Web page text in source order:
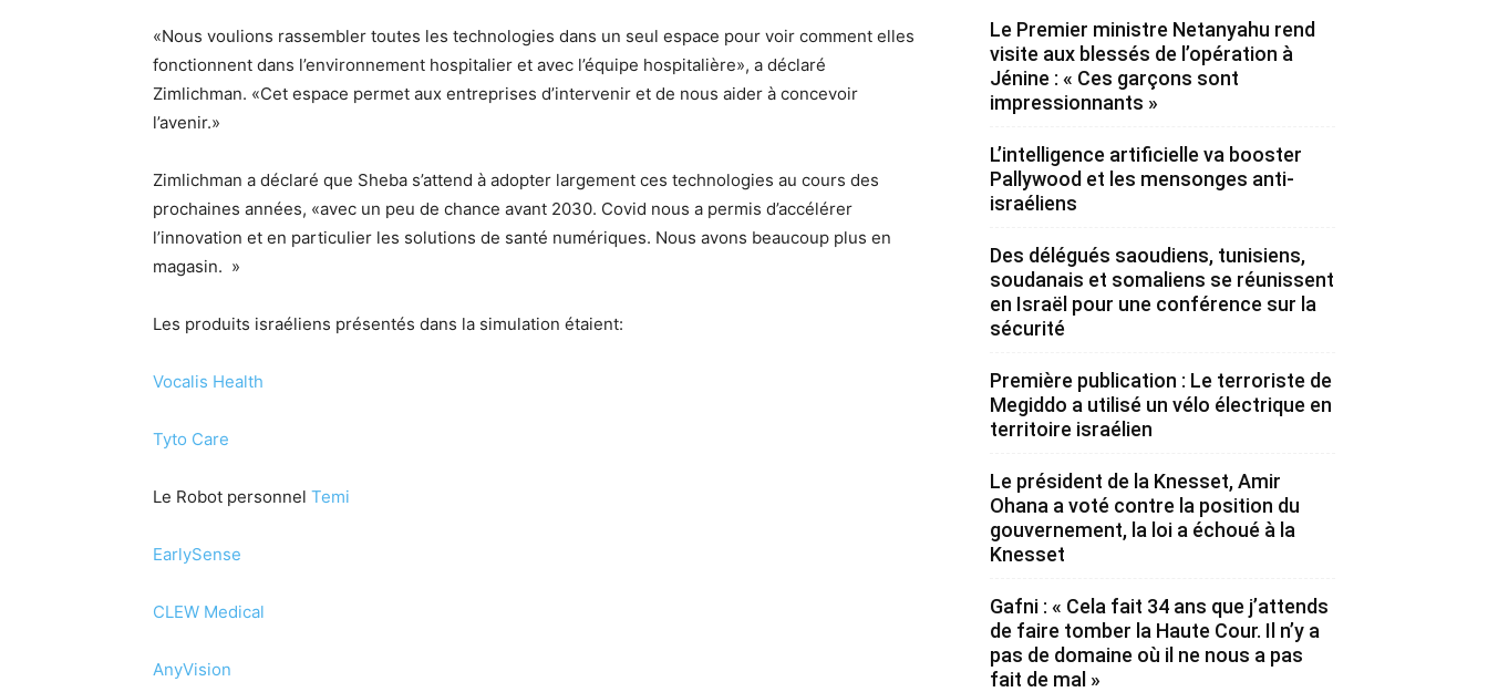
«Nous voulions rassembler toutes les technologies dans un seul espace pour voir comment elles
fonctionnent dans l’environnement hospitalier et avec l’équipe hospitalière», a déclaré
Zimlichman. «Cet espace permet aux entreprises d’intervenir et de nous aider à concevoir
l’avenir.»
Zimlichman a déclaré que Sheba s’attend à adopter largement ces technologies au cours des
prochaines années, «avec un peu de chance avant 2030. Covid nous a permis d’accélérer
l’innovation et en particulier les solutions de santé numériques. Nous avons beaucoup plus en
magasin. »
Les produits israéliens présentés dans la simulation étaient:
Vocalis Health
Tyto Care
Le Robot personnel Temi
EarlySense
CLEW Medical
AnyVision
Le Premier ministre Netanyahu rend
visite aux blessés de l’opération à
Jénine : « Ces garçons sont
impressionnants »
L’intelligence artificielle va booster
Pallywood et les mensonges anti-
israéliens
Des délégués saoudiens, tunisiens,
soudanais et somaliens se réunissent
en Israël pour une conférence sur la
sécurité
Première publication : Le terroriste de
Megiddo a utilisé un vélo électrique en
territoire israélien
Le président de la Knesset, Amir
Ohana a voté contre la position du
gouvernement, la loi a échoué à la
Knesset
Gafni : « Cela fait 34 ans que j’attends
de faire tomber la Haute Cour. Il n’y a
pas de domaine où il ne nous a pas
fait de mal »